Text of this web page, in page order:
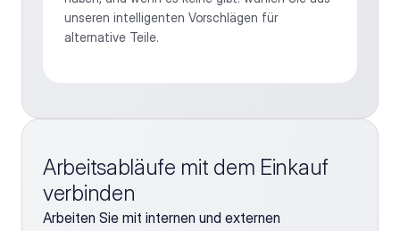
unseren intelligenten Vorschlägen für
alternative Teile.
Arbeitsabläufe mit dem Einkauf
verbinden
Arbeiten Sie mit internen und externen